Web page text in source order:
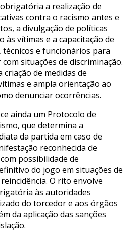
a realização de
contra o racismo antes e
a divulgação de políticas
às vítimas e a capacitação de
e funcionários para
situações de discriminação.
criação de medidas de
e ampla orientação ao
denunciar ocorrências.
ainda um Protocolo de
que determina a
da partida em caso de
reconhecida de
possibilidade de
do jogo em situações de
O rito envolve
às autoridades
do torcedor e aos órgãos
da aplicação das sanções